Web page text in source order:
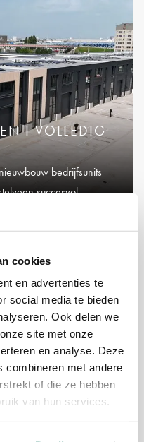
cookies
en advertenties te
social media te bieden
Ook delen we
site met onze
en analyse. Deze
combineren met andere
of die ze hebben
van hun services.
I VOLLEDIG
bedrijfsunits
succesvol
RIJK